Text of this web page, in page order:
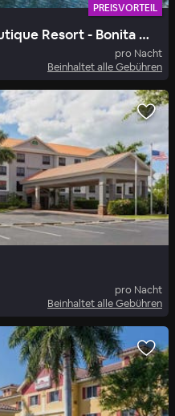
PREISVORTEIL
Latitude 26 Waterfront Boutique Resort - Bonita Springs
pro Nacht
Beinhaltet alle Gebühren
pro Nacht
Beinhaltet alle Gebühren